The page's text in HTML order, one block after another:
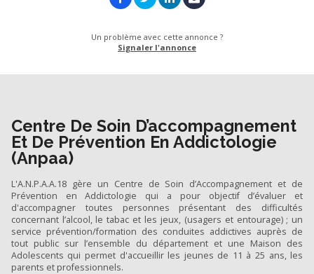
Un problème avec cette annonce ?
Signaler l'annonce
Centre De Soin D’accompagnement
Et De Prévention En Addictologie
(Anpaa)
L'A.N.P.A.A.18 gère un Centre de Soin d’Accompagnement et de
Prévention en Addictologie qui a pour objectif d’évaluer et
d'accompagner toutes personnes présentant des difficultés
concernant l’alcool, le tabac et les jeux, (usagers et entourage) ; un
service prévention/formation des conduites addictives auprès de
tout public sur l’ensemble du département et une Maison des
Adolescents qui permet d'accueillir les jeunes de 11 à 25 ans, les
parents et professionnels.